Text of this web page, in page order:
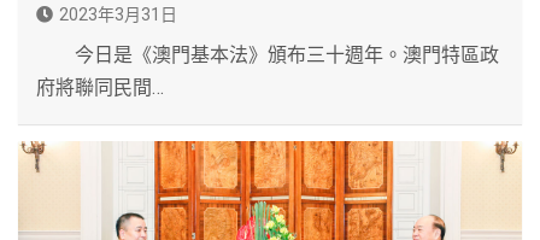
2023年3月31日
今日是《澳門基本法》頒布三十週年。澳門特區政
府將聯同民間…